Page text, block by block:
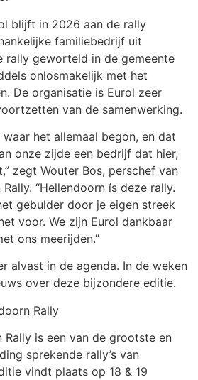
blijft in 2026 aan de rally
familiebedrijf uit
rally geworteld in de gemeente
onlosmakelijk met het
De organisatie is Eurol zeer
van de samenwerking.
waar het allemaal begon, en dat
onze zijde een bedrijf dat hier,
zegt Wouter Bos, perschef van
“Hellendoorn ís deze rally.
gebulder door je eigen streek
voor. We zijn Eurol dankbaar
ons meerijden.”
alvast in de agenda. In de weken
over deze bijzondere editie.
Rally
Rally is een van de grootste en
sprekende rally’s van
vindt plaats op 18 & 19